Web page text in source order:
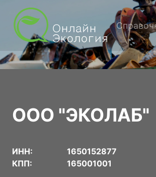
ООО "ЭКОЛАБ"
ИНН:
1650152877
КПП:
165001001